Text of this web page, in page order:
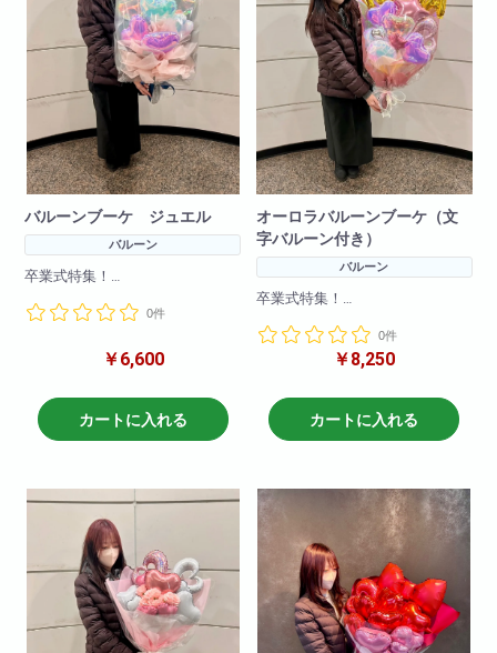
バルーンブーケ ジュエル
バルーン
卒業式特集！
はいかがですか。
げた新商品です。
※写真はイメージです。何卒ご了
承ください。
0件
￥6,600
カートに入れる
オーロラバルーンブーケ（文
字バルーン付き）
バルーン
卒業式特集！
卒業式に可愛いバルーンブーケ
はいかがですか。
上げた商品です！
※この商品に文字バルーンはつい
とが可能です
※写真はイメージです。何卒ご了
承ください。
0件
￥8,250
カートに入れる